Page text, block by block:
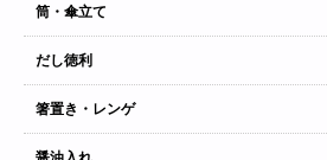
筒・傘立て
だし徳利
箸置き・レンゲ